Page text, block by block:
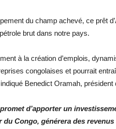
du champ achevé, ce prêt
brut dans notre pays.
à la création d’emplois,
congolaises et pourrait
Benedict Oramah, président
d’apporter un
du Congo, générera des